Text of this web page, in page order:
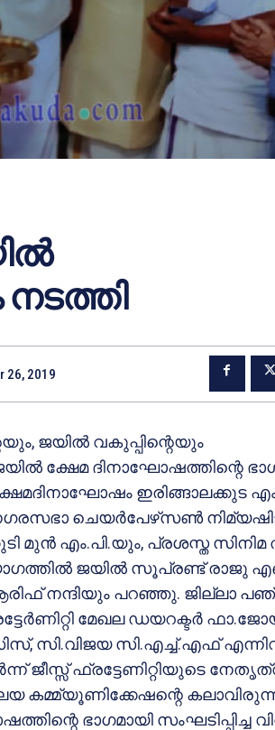
26, 2019
ജയില്‍ വകുപ്പിന്റെയും
ക്ഷേമ ദിനാഘോഷത്തിന്റെ
ഇരിങ്ങാലക്കുട
ചെയര്‍പേഴ്‌സണ്‍
മുന്‍ എം.പി.യും, പ്രശസ്ത
യോഗത്തില്‍ ജയില്‍ സൂപ്രണ്ട് രാജു
നന്ദിയും പറഞ്ഞു. ജില്ലാ
മേഖല ഡയറക്ടര്‍
സി.വിജയ സി.എച്ച്.എഫ്
ജീസ്സ് ഫ്രട്ടേണിറ്റിയുടെ
കമ്മ്യൂണിക്കേഷന്റെ
ഭാഗമായി സംഘടിപ്പിച്ച